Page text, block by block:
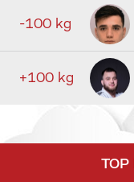
-100 kg
+100 kg